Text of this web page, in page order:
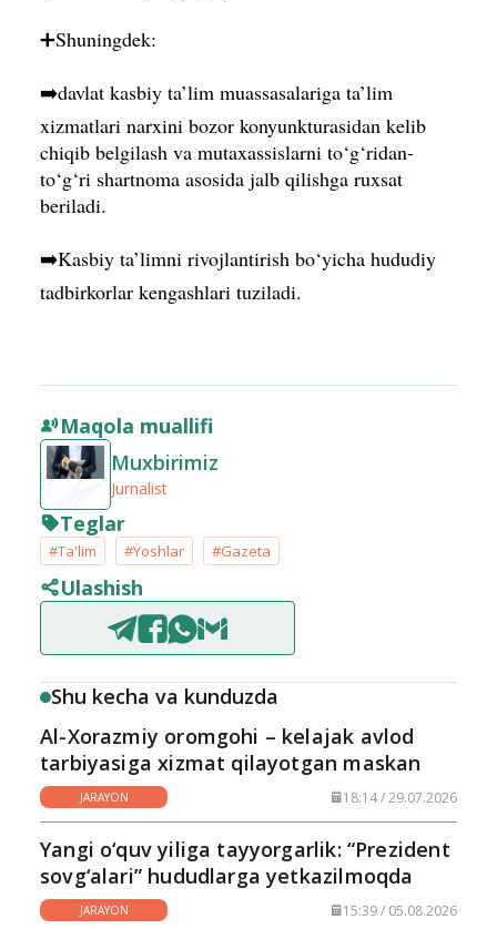
➕Shuningdek:
➡️davlat kasbiy ta’lim muassasalariga ta’lim
xizmatlari narxini bozor konyunkturasidan kelib
chiqib belgilash va mutaxassislarni to‘g‘ridan-
to‘g‘ri shartnoma asosida jalb qilishga ruxsat
beriladi.
➡️Kasbiy ta’limni rivojlantirish bo‘yicha hududiy
tadbirkorlar kengashlari tuziladi.
Maqola muallifi
Muxbirimiz
Jurnalist
Teglar
#Ta'lim #Yoshlar #Gazeta
Ulashish
Shu kecha va kunduzda
Al-Xorazmiy oromgohi – kelajak avlod
tarbiyasiga xizmat qilayotgan maskan
JARAYON 18:14 / 29.07.2026
Yangi o‘quv yiliga tayyorgarlik: “Prezident
sovg‘alari” hududlarga yetkazilmoqda
JARAYON 15:39 / 05.08.2026